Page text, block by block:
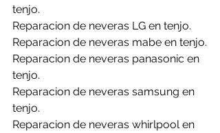
tenjo.
Reparacion de neveras LG en tenjo.
Reparacion de neveras mabe en tenjo.
Reparacion de neveras panasonic en
tenjo.
Reparacion de neveras samsung en
tenjo.
Reparacion de neveras whirlpool en